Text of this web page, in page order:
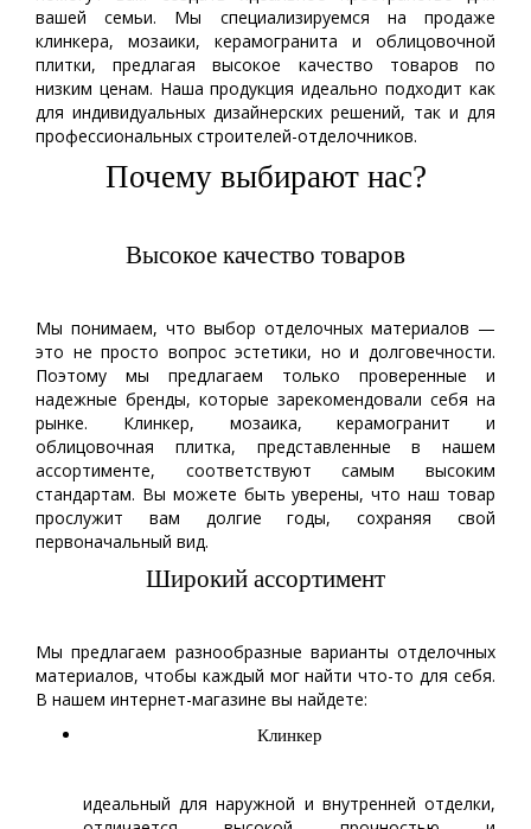
вашей семьи. Мы специализируемся на продаже
клинкера, мозаики, керамогранита и облицовочной
плитки, предлагая высокое качество товаров по
низким ценам. Наша продукция идеально подходит как
для индивидуальных дизайнерских решений, так и для
профессиональных строителей-отделочников.
Почему выбирают нас?
Высокое качество товаров
Мы понимаем, что выбор отделочных материалов —
это не просто вопрос эстетики, но и долговечности.
Поэтому мы предлагаем только проверенные и
надежные бренды, которые зарекомендовали себя на
рынке. Клинкер, мозаика, керамогранит и
облицовочная плитка, представленные в нашем
ассортименте, соответствуют самым высоким
стандартам. Вы можете быть уверены, что наш товар
прослужит вам долгие годы, сохраняя свой
первоначальный вид.
Широкий ассортимент
Мы предлагаем разнообразные варианты отделочных
материалов, чтобы каждый мог найти что-то для себя.
В нашем интернет-магазине вы найдете:
Клинкер
идеальный для наружной и внутренней отделки,